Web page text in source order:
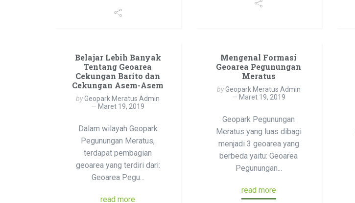
Belajar Lebih Banyak
Tentang Geoarea
Cekungan Barito dan
Cekungan Asem-Asem
byGeopark Meratus Admin
Maret 19, 2019
Dalam wilayah Geopark
Pegunungan Meratus,
terdapat pembagian
geoarea yang terdiri dari:
Geoarea Pegu...
read more
Mengenal Formasi
Geoarea Pegunungan
Meratus
byGeopark Meratus Admin
Maret 19, 2019
Geopark Pegunungan
Meratus yang luas dibagi
menjadi 3 geoarea yang
berbeda yaitu: Geoarea
Pegunungan...
read more